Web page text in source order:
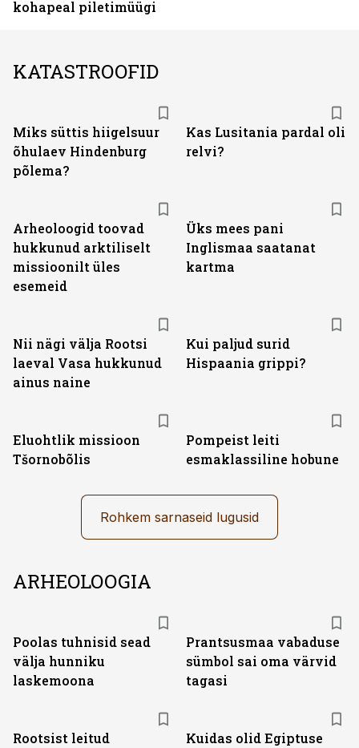
kohapeal piletimüügi
KATASTROOFID
Miks süttis hiigelsuur
õhulaev Hindenburg
põlema?
Kas Lusitania pardal oli
relvi?
Arheoloogid toovad
hukkunud arktiliselt
missioonilt üles
esemeid
Üks mees pani
Inglismaa saatanat
kartma
Nii nägi välja Rootsi
laeval Vasa hukkunud
ainus naine
Kui paljud surid
Hispaania grippi?
Eluohtlik missioon
Tšornobõlis
Pompeist leiti
esmaklassiline hobune
Rohkem sarnaseid lugusid
ARHEOLOOGIA
Poolas tuhnisid sead
välja hunniku
laskemoona
Prantsusmaa vabaduse
sümbol sai oma värvid
tagasi
Rootsist leitud
Kuidas olid Egiptuse